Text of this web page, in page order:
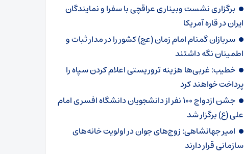
برگزاری نشست وبیناری عراقچی با سفرا و نمایندگان
ایران در قاره آمریکا
سربازان گمنام امام زمان (عج) کشور را در مدار ثبات و
اطمینان نگه داشتند
خطیب: غربی‌ها هزینه‌ تروریستی اعلام کردن سپاه را
پرداخت خواهند کرد
جشن ازدواج ۱۰۰ نفر از دانشجویان دانشگاه افسری امام
علی (ع) برگزار شد
امیر جهانشاهی: زوج‌های جوان در اولویت خانه‌های
سازمانی قرار دارند